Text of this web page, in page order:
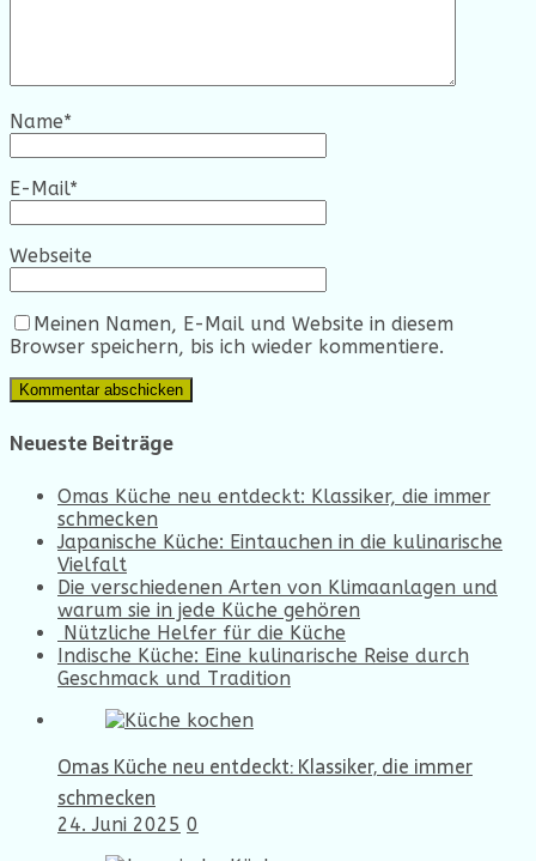
Name*
E-Mail*
Webseite
Meinen Namen, E-Mail und Website in diesem
Browser speichern, bis ich wieder kommentiere.
Neueste Beiträge
Omas Küche neu entdeckt: Klassiker, die immer
schmecken
Japanische Küche: Eintauchen in die kulinarische
Vielfalt
Die verschiedenen Arten von Klimaanlagen und
warum sie in jede Küche gehören
Nützliche Helfer für die Küche
Indische Küche: Eine kulinarische Reise durch
Geschmack und Tradition
Omas Küche neu entdeckt: Klassiker, die immer
schmecken
24. Juni 2025 0